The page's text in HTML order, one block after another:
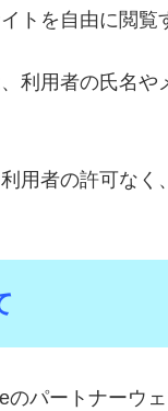
トを自由に閲覧
利用者の氏名
用者の許可な
のパートナーウ